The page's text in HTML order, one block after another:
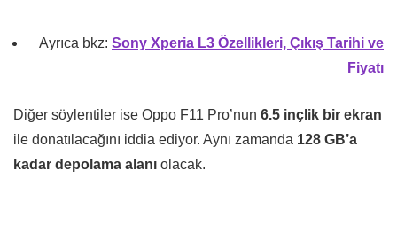
Ayrıca bkz: Sony Xperia L3 Özellikleri, Çıkış Tarihi ve
Fiyatı
Diğer söylentiler ise Oppo F11 Pro’nun 6.5 inçlik bir ekran
ile donatılacağını iddia ediyor. Aynı zamanda 128 GB’a
kadar depolama alanı olacak.